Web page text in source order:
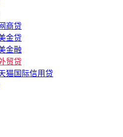
商贷
金贷
金融
贸贷
猫国际信用贷